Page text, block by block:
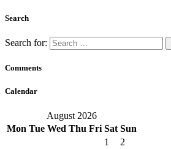
Search
Search for:
Comments
Calendar
August 2026
Mon Tue Wed Thu Fri Sat Sun
1
2